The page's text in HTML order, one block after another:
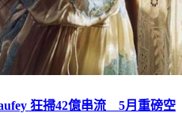
狂掃42億串流 5月重磅空